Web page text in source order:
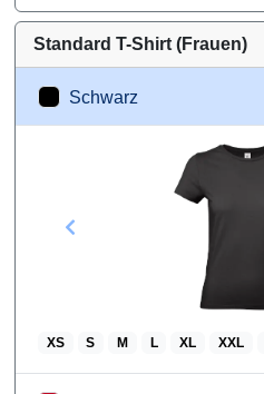
Standard T-Shirt (Frauen)
Schwarz
XS S M L XL XXL